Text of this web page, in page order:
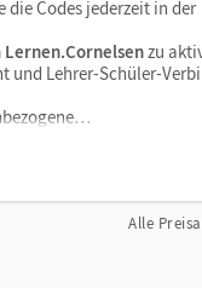
Codes jederzeit in der
Lernen.Cornelsenzu
und Lehrer-Schüler-
Alle